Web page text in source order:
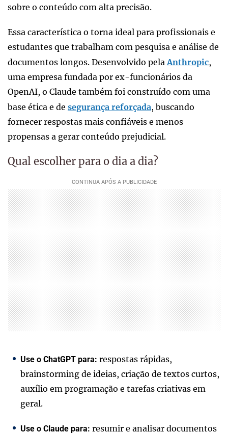
sobre o conteúdo com alta precisão.
Essa característica o torna ideal para profissionais e
estudantes que trabalham com pesquisa e análise de
documentos longos. Desenvolvido pela Anthropic,
uma empresa fundada por ex-funcionários da
OpenAI, o Claude também foi construído com uma
base ética e de segurança reforçada, buscando
fornecer respostas mais confiáveis e menos
propensas a gerar conteúdo prejudicial.
Qual escolher para o dia a dia?
Use o ChatGPT para: respostas rápidas,
brainstorming de ideias, criação de textos curtos,
auxílio em programação e tarefas criativas em
geral.
Use o Claude para: resumir e analisar documentos